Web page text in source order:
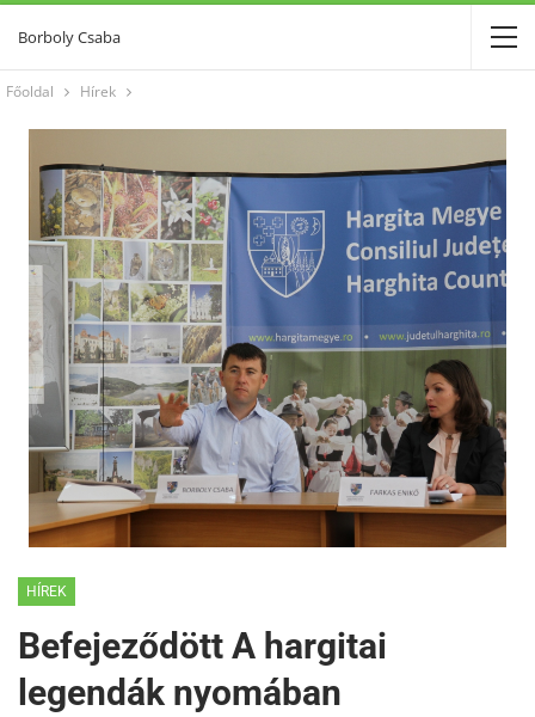
Borboly Csaba
Főoldal Hírek
HÍREK
Befejeződött A hargitai
legendák nyomában